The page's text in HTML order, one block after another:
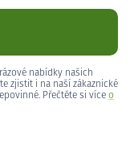
nabídky našich
zjistit i na naší zákaznické
Přečtěte si více o